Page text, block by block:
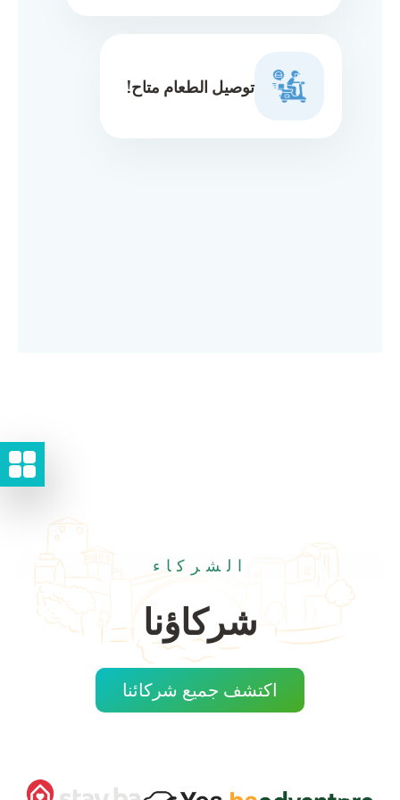
توصيل الطعام متاح!
الشركاء
شركاؤنا
اكتشف جميع شركائنا